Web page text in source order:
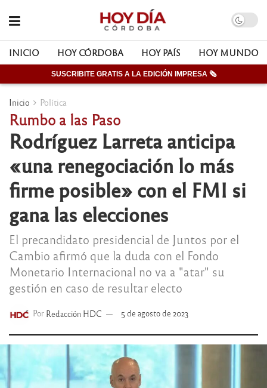
INICIO HOY CÓRDOBA HOY PAÍS HOY MUNDO
SUSCRIBITE GRATIS A LA EDICIÓN IMPRESA 🗞
Inicio Política
Rumbo a las Paso
Rodríguez Larreta anticipa
«una renegociación lo más
firme posible» con el FMI si
gana las elecciones
El precandidato presidencial de Juntos por el
Cambio afirmó que la duda con el Fondo
Monetario Internacional no va a "atar" su
gestión en caso de resultar electo
Por Redacción HDC 5 de agosto de 2023